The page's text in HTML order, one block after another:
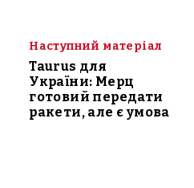
Наступний матеріал
Taurus для
України: Мерц
готовий передати
ракети, але є умова